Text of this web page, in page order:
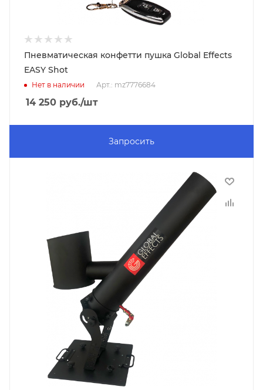
Пневматическая конфетти пушка Global Effects
EASY Shot
Нет в наличии Арт.: mz7776684
14 250 руб./шт
Запросить